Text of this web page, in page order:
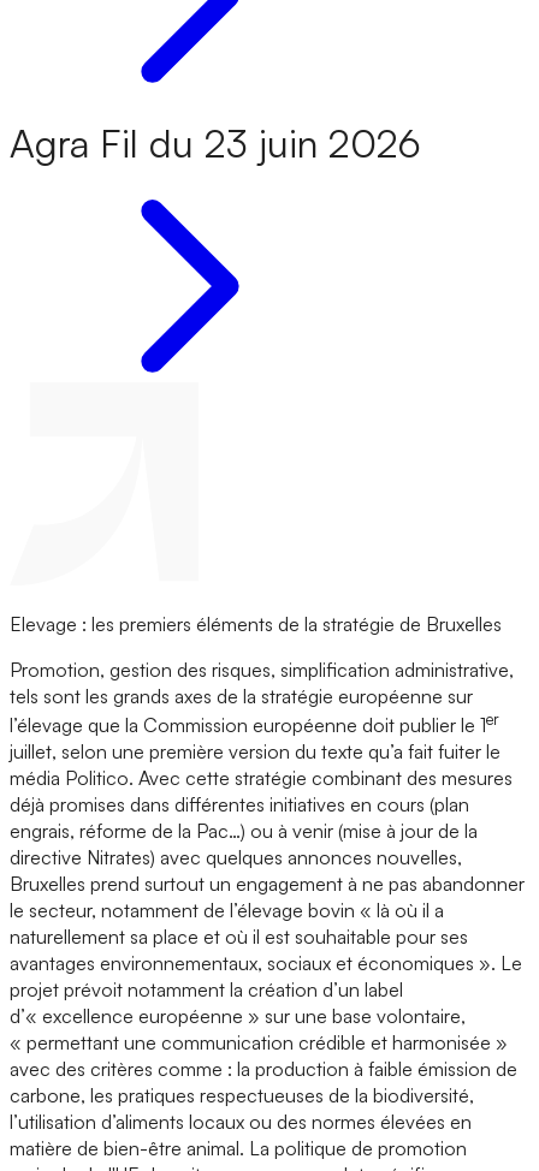
Agra Fil du 23 juin 2026
Elevage : les premiers éléments de la stratégie de Bruxelles
Promotion, gestion des risques, simplification administrative,
tels sont les grands axes de la stratégie européenne sur
l’élevage que la Commission européenne doit publier le 1er
juillet, selon une première version du texte qu’a fait fuiter le
média Politico. Avec cette stratégie combinant des mesures
déjà promises dans différentes initiatives en cours (plan
engrais, réforme de la Pac…) ou à venir (mise à jour de la
directive Nitrates) avec quelques annonces nouvelles,
Bruxelles prend surtout un engagement à ne pas abandonner
le secteur, notamment de l’élevage bovin « là où il a
naturellement sa place et où il est souhaitable pour ses
avantages environnementaux, sociaux et économiques ». Le
projet prévoit notamment la création d’un label
d’« excellence européenne » sur une base volontaire,
« permettant une communication crédible et harmonisée »
avec des critères comme : la production à faible émission de
carbone, les pratiques respectueuses de la biodiversité,
l’utilisation d’aliments locaux ou des normes élevées en
matière de bien-être animal. La politique de promotion